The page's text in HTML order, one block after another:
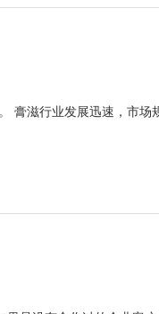
膏滋行业发展迅速，市场